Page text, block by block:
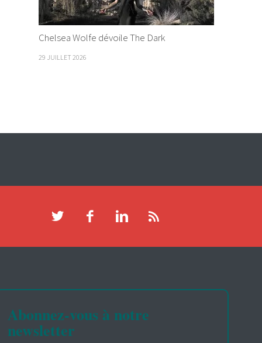
Chelsea Wolfe dévoile The Dark
29 JUILLET 2026
Abonnez-vous à notre
newsletter